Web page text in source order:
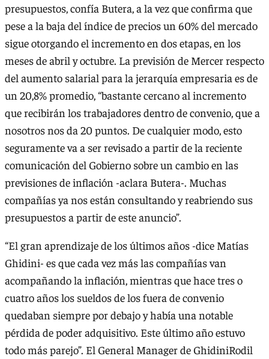
presupuestos, confía Butera, a la vez que confirma que
pese a la baja del índice de precios un 60% del mercado
sigue otorgando el incremento en dos etapas, en los
meses de abril y octubre. La previsión de Mercer respecto
del aumento salarial para la jerarquía empresaria es de
un 20,8% promedio, “bastante cercano al incremento
que recibirán los trabajadores dentro de convenio, que a
nosotros nos da 20 puntos. De cualquier modo, esto
seguramente va a ser revisado a partir de la reciente
comunicación del Gobierno sobre un cambio en las
previsiones de inflación -aclara Butera-. Muchas
compañías ya nos están consultando y reabriendo sus
presupuestos a partir de este anuncio”.
“El gran aprendizaje de los últimos años -dice Matías
Ghidini- es que cada vez más las compañías van
acompañando la inflación, mientras que hace tres o
cuatro años los sueldos de los fuera de convenio
quedaban siempre por debajo y había una notable
pérdida de poder adquisitivo. Este último año estuvo
todo más parejo”. El General Manager de GhidiniRodil